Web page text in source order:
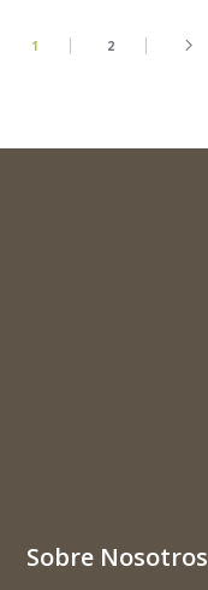
1 2
Sobre Nosotros